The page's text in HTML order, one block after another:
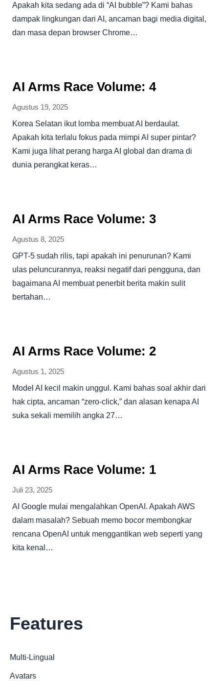
Apakah kita sedang ada di “AI bubble”? Kami bahas
dampak lingkungan dari AI, ancaman bagi media digital,
dan masa depan browser Chrome…
AI Arms Race Volume: 4
Agustus 19, 2025
Korea Selatan ikut lomba membuat AI berdaulat.
Apakah kita terlalu fokus pada mimpi AI super pintar?
Kami juga lihat perang harga AI global dan drama di
dunia perangkat keras…
AI Arms Race Volume: 3
Agustus 8, 2025
GPT-5 sudah rilis, tapi apakah ini penurunan? Kami
ulas peluncurannya, reaksi negatif dari pengguna, dan
bagaimana AI membuat penerbit berita makin sulit
bertahan…
AI Arms Race Volume: 2
Agustus 1, 2025
Model AI kecil makin unggul. Kami bahas soal akhir dari
hak cipta, ancaman “zero-click,” dan alasan kenapa AI
suka sekali memilih angka 27…
AI Arms Race Volume: 1
Juli 23, 2025
AI Google mulai mengalahkan OpenAI. Apakah AWS
dalam masalah? Sebuah memo bocor membongkar
rencana OpenAI untuk menggantikan web seperti yang
kita kenal…
Features
Multi-Lingual
Avatars